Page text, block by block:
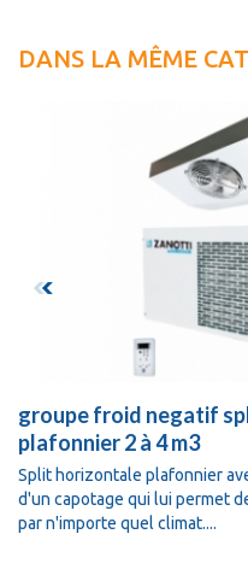
DANS LA MÊME
groupe froid negatif
plafonnier 2 à 4 m3
Split horizontale plafonnier
d'un capotage qui lui permet
par n'importe quel climat....